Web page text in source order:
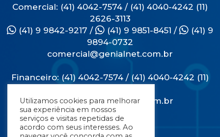
Comercial: (41) 4042-7574 / (41) 4040-4242 (11)
2626-3113
(41) 9 9842-9217 / (41) 9 9851-8451 /
(41) 9
9894-0732
comercial@genialnet.com.br
Financeiro: (41) 4042-7574 / (41) 4040-4242 (11)
financeiro@genialnet.com.br
Endereço
Utilizamos cookies para melhorar
sua experiência em nossos
serviços e visitas repetidas de
acordo com seus interesses. Ao